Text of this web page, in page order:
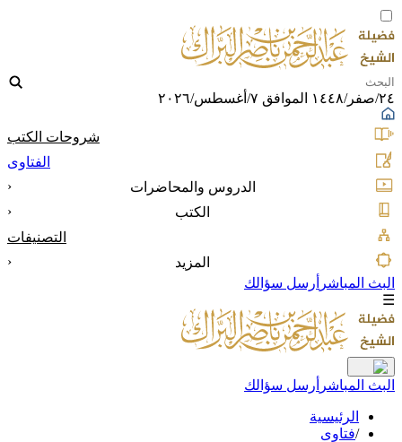
٢٤/صفر/١٤٤٨ الموافق ٧/أغسطس/٢٠٢٦
شروحات الكتب
الفتاوى
الدروس والمحاضرات
‹
الكتب
‹
التصنيفات
المزيد
‹
البث المباشر أرسل سؤالك
☰
البث المباشر أرسل سؤالك
الرئيسية
/فتاوى